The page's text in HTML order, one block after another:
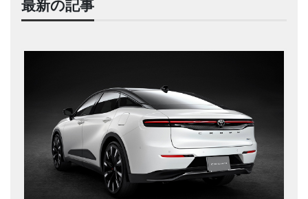
最新の記事